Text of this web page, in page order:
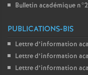
Bulletin académique
PUBLICATIONS-BIS
Lettre d’information
Lettre d’information
Lettre d’information